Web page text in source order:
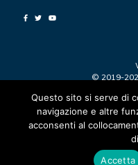
© 2019-
“Perugia” byhttps://
Questo sito si serve di
navigazione e altre
acconsenti al
Accetta